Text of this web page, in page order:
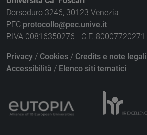
Dorsoduro 3246, 30123 Venezia
PEC protocollo@pec.unive.it
P.IVA 00816350276 - C.F. 80007720271
Privacy / Cookies / Credits e note legali
Accessibilità / Elenco siti tematici